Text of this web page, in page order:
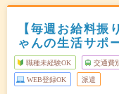
【毎週お給料振
ゃんの生活サポ
職種未経験OK 交通費
WEB登録OK 派遣